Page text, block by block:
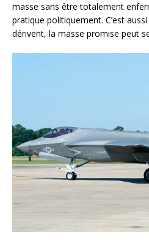
masse sans être totalement
pratique politiquement. C’est
dérivent, la masse promise peut